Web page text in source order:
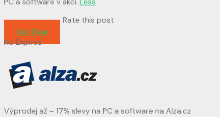
Rate this post
Get Deal
No Expires
Výprodej až – 17% slevy na PC a software na Alza.cz